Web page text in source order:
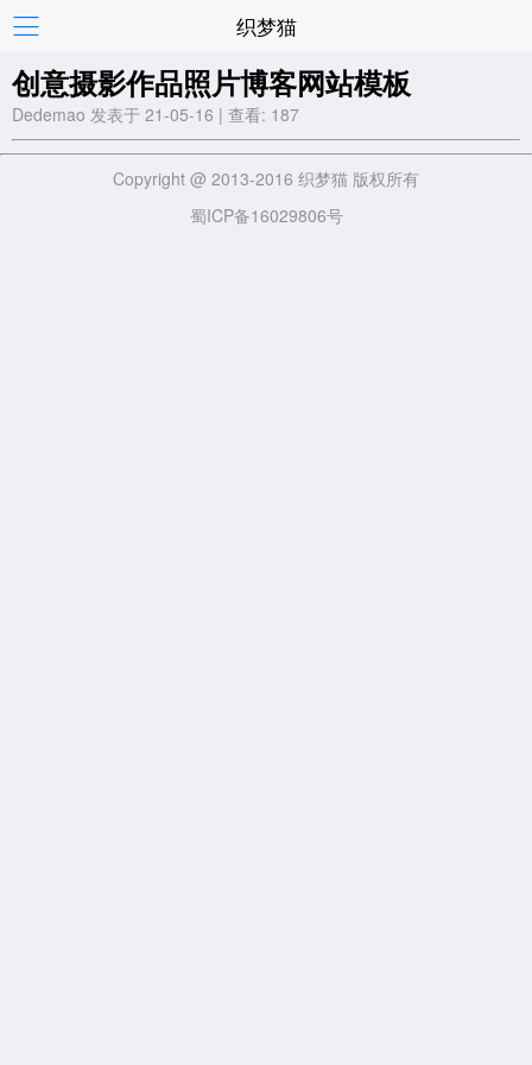
织梦猫
创意摄影作品照片博客网站模板
Dedemao 发表于 21-05-16 | 查看: 187
Copyright @ 2013-2016 织梦猫 版权所有
蜀ICP备16029806号